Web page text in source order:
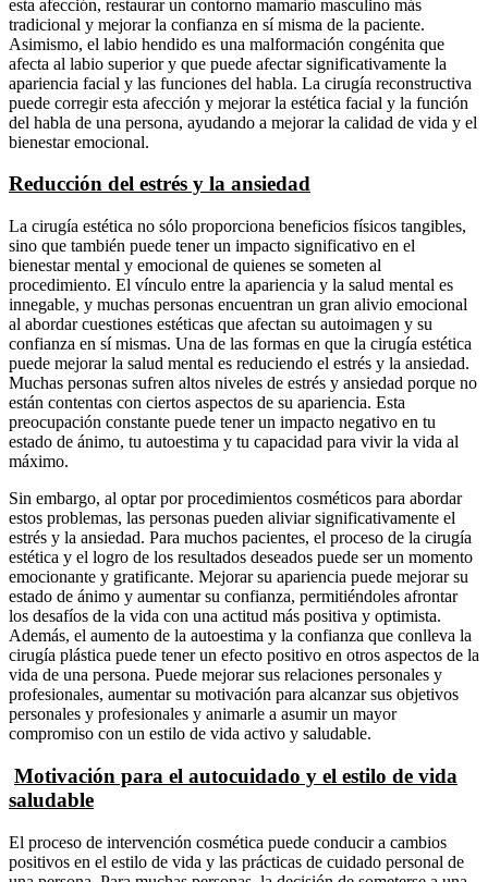
esta afección, restaurar un contorno mamario masculino más
tradicional y mejorar la confianza en sí misma de la paciente.
Asimismo, el labio hendido es una malformación congénita que
afecta al labio superior y que puede afectar significativamente la
apariencia facial y las funciones del habla. La cirugía reconstructiva
puede corregir esta afección y mejorar la estética facial y la función
del habla de una persona, ayudando a mejorar la calidad de vida y el
bienestar emocional.
Reducción del estrés y la ansiedad
La cirugía estética no sólo proporciona beneficios físicos tangibles,
sino que también puede tener un impacto significativo en el
bienestar mental y emocional de quienes se someten al
procedimiento. El vínculo entre la apariencia y la salud mental es
innegable, y muchas personas encuentran un gran alivio emocional
al abordar cuestiones estéticas que afectan su autoimagen y su
confianza en sí mismas. Una de las formas en que la cirugía estética
puede mejorar la salud mental es reduciendo el estrés y la ansiedad.
Muchas personas sufren altos niveles de estrés y ansiedad porque no
están contentas con ciertos aspectos de su apariencia. Esta
preocupación constante puede tener un impacto negativo en tu
estado de ánimo, tu autoestima y tu capacidad para vivir la vida al
máximo.
Sin embargo, al optar por procedimientos cosméticos para abordar
estos problemas, las personas pueden aliviar significativamente el
estrés y la ansiedad. Para muchos pacientes, el proceso de la cirugía
estética y el logro de los resultados deseados puede ser un momento
emocionante y gratificante. Mejorar su apariencia puede mejorar su
estado de ánimo y aumentar su confianza, permitiéndoles afrontar
los desafíos de la vida con una actitud más positiva y optimista.
Además, el aumento de la autoestima y la confianza que conlleva la
cirugía plástica puede tener un efecto positivo en otros aspectos de la
vida de una persona. Puede mejorar sus relaciones personales y
profesionales, aumentar su motivación para alcanzar sus objetivos
personales y profesionales y animarle a asumir un mayor
compromiso con un estilo de vida activo y saludable.
Motivación para el autocuidado y el estilo de vida
saludable
El proceso de intervención cosmética puede conducir a cambios
positivos en el estilo de vida y las prácticas de cuidado personal de